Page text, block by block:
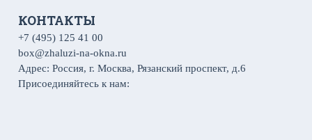
КОНТАКТЫ
+7 (495) 125 41 00
box@zhaluzi-na-okna.ru
Адрес: Россия, г. Москва, Рязанский проспект, д.6
Присоединяйтесь к нам: